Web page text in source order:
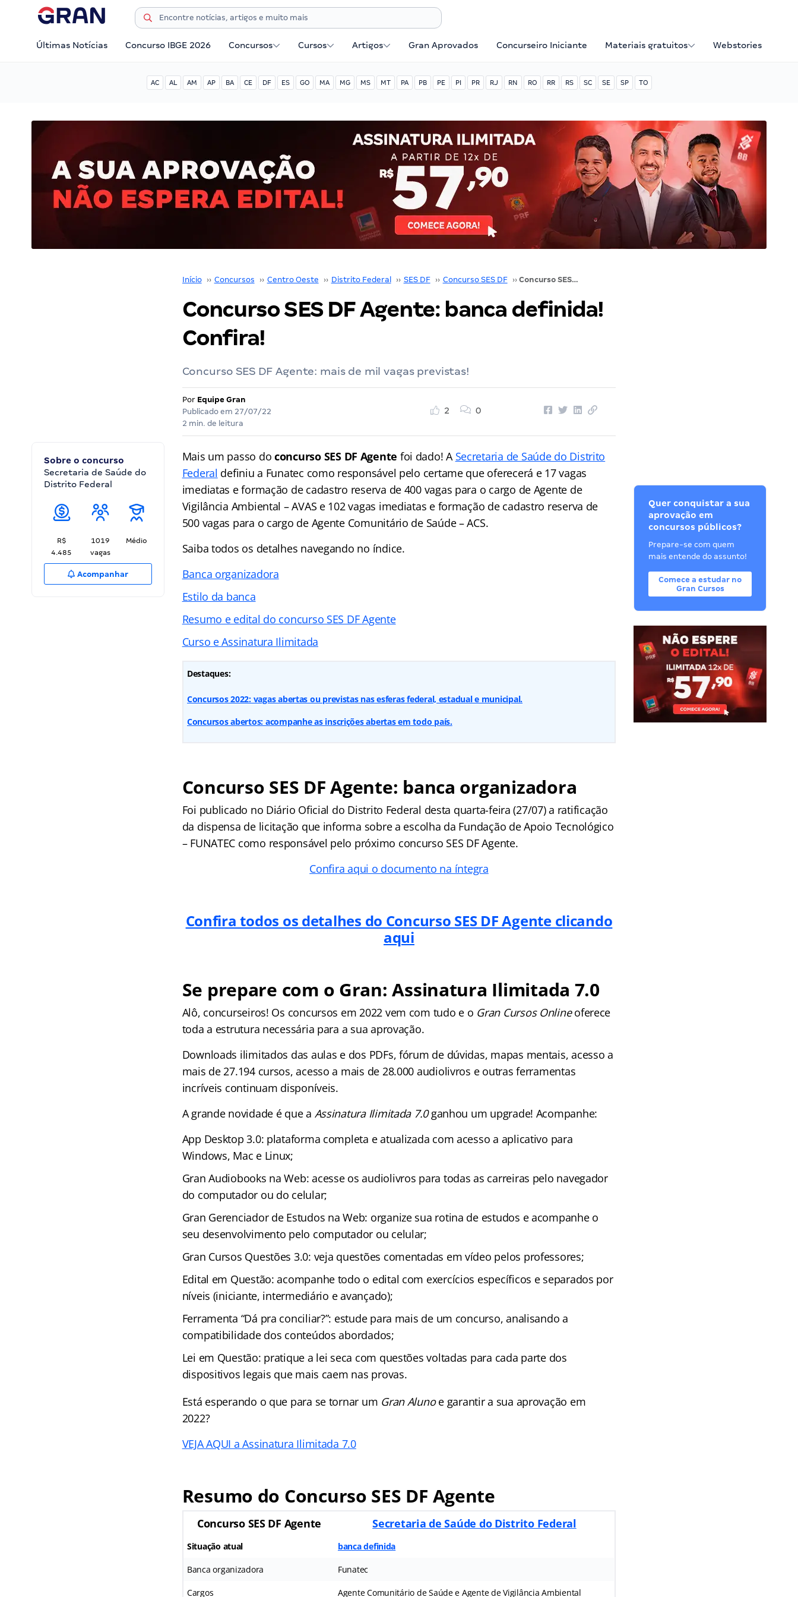
Últimas Notícias Concurso IBGE 2026 Concursos Cursos Artigos Gran Aprovados Concurseiro Iniciante Materiais gratuitos Webstories
AC AL AM AP BA CE DF ES GO MA MG MS MT PA PB PE PI PR RJ RN RO RR RS SC SE SP TO
Início ›› Concursos ›› Centro Oeste ›› Distrito Federal ›› SES DF ›› Concurso SES DF ›› Concurso SES DF Agente: banca definida! Confira!
Concurso SES DF Agente: banca definida!
Confira!
Concurso SES DF Agente: mais de mil vagas previstas!
Por Equipe Gran
Publicado em 27/07/22
2 min. de leitura
2 0
Sobre o concurso
Secretaria de Saúde do
Distrito Federal
R$
4.485
1019
vagas
Médio
Acompanhar
Mais um passo do concurso SES DF Agente foi dado! A Secretaria de Saúde do Distrito
Federal definiu a Funatec como responsável pelo certame que oferecerá e 17 vagas
imediatas e formação de cadastro reserva de 400 vagas para o cargo de Agente de
Vigilância Ambiental – AVAS e 102 vagas imediatas e formação de cadastro reserva de
500 vagas para o cargo de Agente Comunitário de Saúde – ACS.
Saiba todos os detalhes navegando no índice.
Banca organizadora
Estilo da banca
Resumo e edital do concurso SES DF Agente
Curso e Assinatura Ilimitada
Destaques:
Concursos 2022: vagas abertas ou previstas nas esferas federal, estadual e municipal.
Concursos abertos: acompanhe as inscrições abertas em todo país.
Concurso SES DF Agente: banca organizadora
Foi publicado no Diário Oficial do Distrito Federal desta quarta-feira (27/07) a ratificação
da dispensa de licitação que informa sobre a escolha da Fundação de Apoio Tecnológico
– FUNATEC como responsável pelo próximo concurso SES DF Agente.
Confira aqui o documento na íntegra
Confira todos os detalhes do Concurso SES DF Agente clicando
aqui
Se prepare com o Gran: Assinatura Ilimitada 7.0
Alô, concurseiros! Os concursos em 2022 vem com tudo e o Gran Cursos Onlineoferece
toda a estrutura necessária para a sua aprovação.
Downloads ilimitados das aulas e dos PDFs, fórum de dúvidas, mapas mentais, acesso a
mais de 27.194 cursos, acesso a mais de 28.000 audiolivros e outras ferramentas
incríveis continuam disponíveis.
A grande novidade é que a Assinatura Ilimitada 7.0ganhou um upgrade! Acompanhe:
App Desktop 3.0: plataforma completa e atualizada com acesso a aplicativo para
Windows, Mac e Linux;
Gran Audiobooks na Web: acesse os audiolivros para todas as carreiras pelo navegador
do computador ou do celular;
Gran Gerenciador de Estudos na Web: organize sua rotina de estudos e acompanhe o
seu desenvolvimento pelo computador ou celular;
Gran Cursos Questões 3.0: veja questões comentadas em vídeo pelos professores;
Edital em Questão: acompanhe todo o edital com exercícios específicos e separados por
níveis (iniciante, intermediário e avançado);
Ferramenta “Dá pra conciliar?”: estude para mais de um concurso, analisando a
compatibilidade dos conteúdos abordados;
Lei em Questão: pratique a lei seca com questões voltadas para cada parte dos
dispositivos legais que mais caem nas provas.
Está esperando o que para se tornar um Gran Alunoe garantir a sua aprovação em
2022?
VEJA AQUI a Assinatura Ilimitada 7.0
Resumo do Concurso SES DF Agente
Concurso SES DF Agente Secretaria de Saúde do Distrito Federal
Situação atual banca definida
Banca organizadora Funatec
Cargos Agente Comunitário de Saúde e Agente de Vigilância Ambiental
Quer conquistar a sua
aprovação em
concursos públicos?
Prepare-se com quem
mais entende do assunto!
Comece a estudar no
Gran Cursos